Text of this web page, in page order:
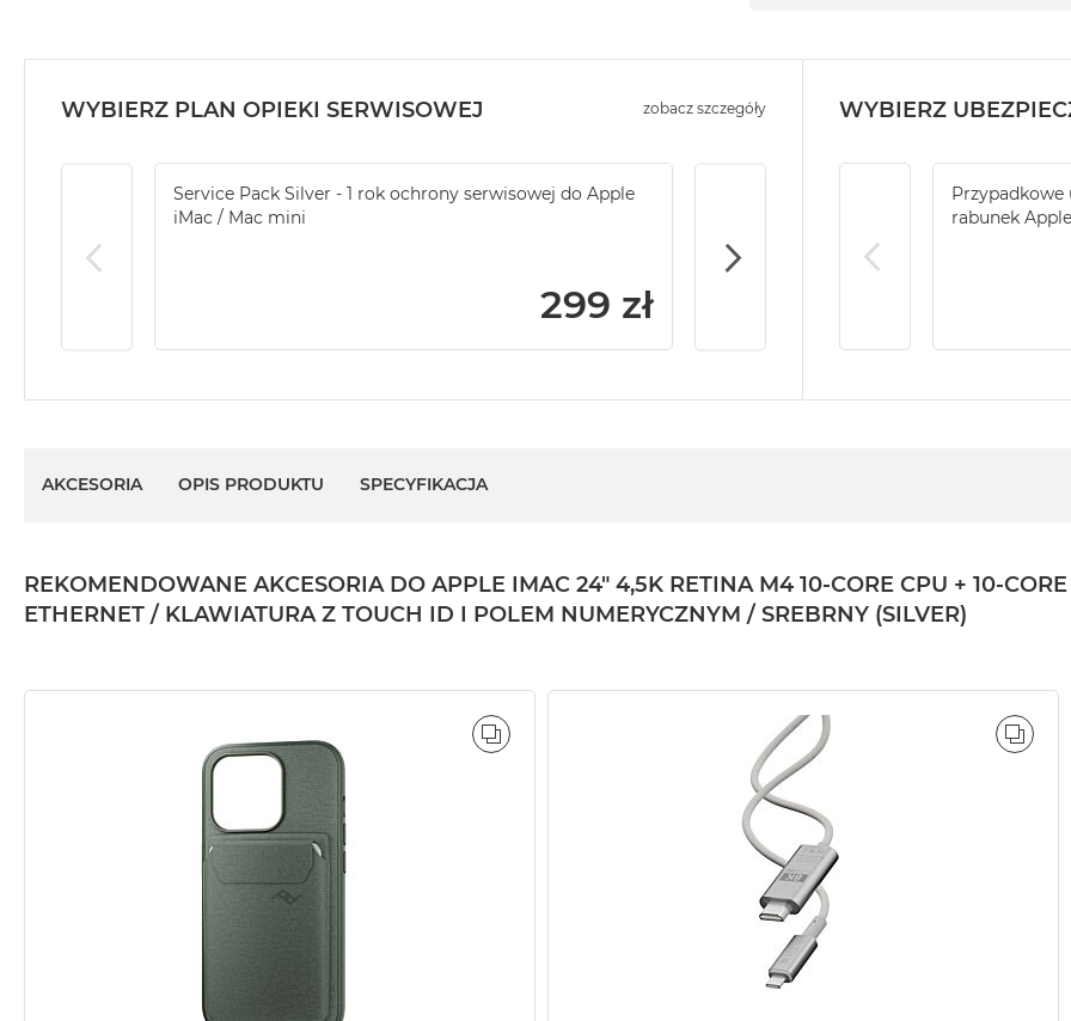
WYBIERZ PLAN OPIEKI SERWISOWEJ
Service Pack Silver - 1 rok ochrony serwisowej do Apple
iMac / Mac mini
299 zł
Service Pack Gold - 2 lata ochrony
zobacz szczegóły WYBIERZ
Przypadkowe
rabunek
AKCESORIA OPIS PRODUKTU SPECYFIKACJA
REKOMENDOWANE AKCESORIA DO APPLE IMAC 24" 4,5K RETINA M4 10-CORE CPU + 10-
ETHERNET / KLAWIATURA Z TOUCH ID I POLEM NUMERYCZNYM / SREBRNY (SILVER)
PORÓWNAJ